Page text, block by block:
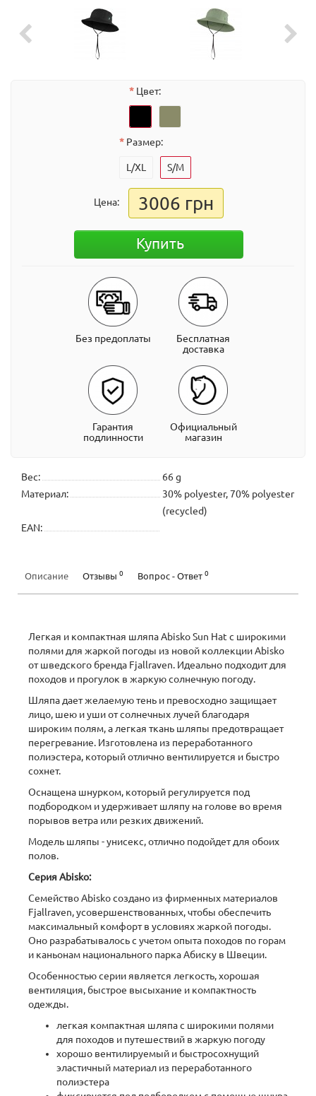
Цвет:
Размер:
L/XL S/M
Цена: 3006 грн
Купить
Без предоплаты
Бесплатная
доставка
Гарантия
подлинности
Официальный
магазин
Вес:
66 g
Материал:
30% polyester, 70% polyester
(recycled)
EAN:
Описание Отзывы 0 Вопрос - Ответ 0
Легкая и компактная шляпа Abisko Sun Hat с широкими
полями для жаркой погоды из новой коллекции Abisko
от шведского бренда Fjallraven. Идеально подходит для
походов и прогулок в жаркую солнечную погоду.
Шляпа дает желаемую тень и превосходно защищает
лицо, шею и уши от солнечных лучей благодаря
широким полям, а легкая ткань шляпы предотвращает
перегревание. Изготовлена из переработанного
полиэстера, который отлично вентилируется и быстро
сохнет.
Оснащена шнурком, который регулируется под
подбородком и удерживает шляпу на голове во время
порывов ветра или резких движений.
Модель шляпы - унисекс, отлично подойдет для обоих
полов.
Серия Abisko:
Семейство Abisko создано из фирменных материалов
Fjallraven, усовершенствованных, чтобы обеспечить
максимальный комфорт в условиях жаркой погоды.
Оно разрабатывалось с учетом опыта походов по горам
и каньонам национального парка Абиску в Швеции.
Особенностью серии является легкость, хорошая
вентиляция, быстрое высыхание и компактность
одежды.
легкая компактная шляпа с широкими полями
для походов и путешествий в жаркую погоду
хорошо вентилируемый и быстросохнущий
эластичный материал из переработанного
полиэстера